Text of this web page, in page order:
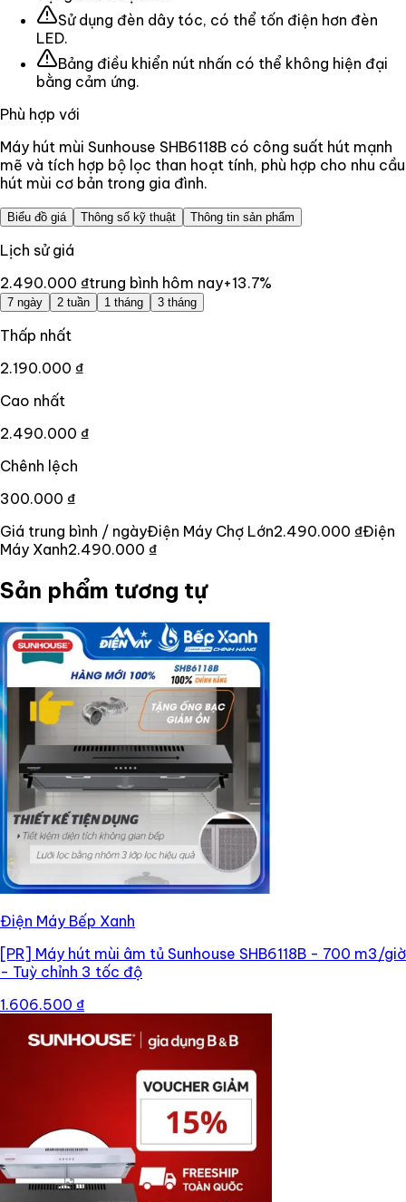
Sử dụng đèn dây tóc, có thể tốn điện hơn đèn
LED.
Bảng điều khiển nút nhấn có thể không hiện đại
bằng cảm ứng.
Phù hợp với
Máy hút mùi Sunhouse SHB6118B có công suất hút mạnh
mẽ và tích hợp bộ lọc than hoạt tính, phù hợp cho nhu cầu
hút mùi cơ bản trong gia đình.
Biểu đồ giá Thông số kỹ thuật Thông tin sản phẩm
Lịch sử giá
2.490.000 ₫trung bình hôm nay+13.7%
7 ngày 2 tuần 1 tháng 3 tháng
Thấp nhất
2.190.000 ₫
Cao nhất
2.490.000 ₫
Chênh lệch
300.000 ₫
Giá trung bình / ngàyĐiện Máy Chợ Lớn2.490.000 ₫Điện
Máy Xanh2.490.000 ₫
Sản phẩm tương tự
Điện Máy Bếp Xanh
[PR] Máy hút mùi âm tủ Sunhouse SHB6118B - 700 m3/giờ
- Tuỳ chỉnh 3 tốc độ
1.606.500 ₫